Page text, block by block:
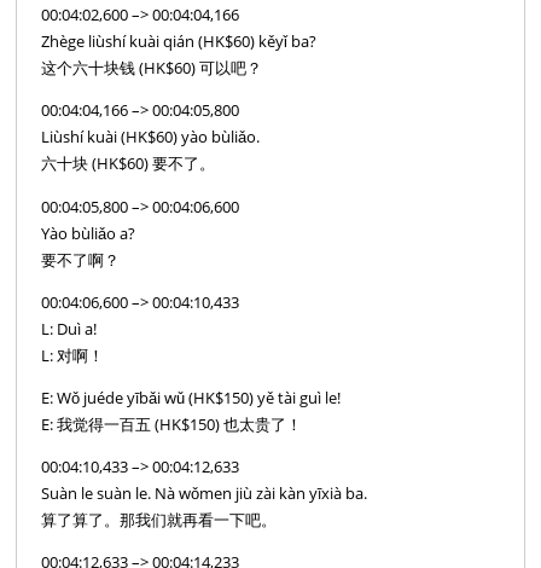
00:04:02,600 –> 00:04:04,166
Zhège liùshí kuài qián (HK$60) kěyǐ ba?
这个六十块钱 (HK$60) 可以吧？
00:04:04,166 –> 00:04:05,800
Liùshí kuài (HK$60) yào bùliǎo.
六十块 (HK$60) 要不了。
00:04:05,800 –> 00:04:06,600
Yào bùliǎo a?
要不了啊？
00:04:06,600 –> 00:04:10,433
L: Duì a!
L: 对啊！
E: Wǒ juéde yībǎi wǔ (HK$150) yě tài guì le!
E: 我觉得一百五 (HK$150) 也太贵了！
00:04:10,433 –> 00:04:12,633
Suàn le suàn le. Nà wǒmen jiù zài kàn yīxià ba.
算了算了。那我们就再看一下吧。
00:04:12,633 –> 00:04:14,233